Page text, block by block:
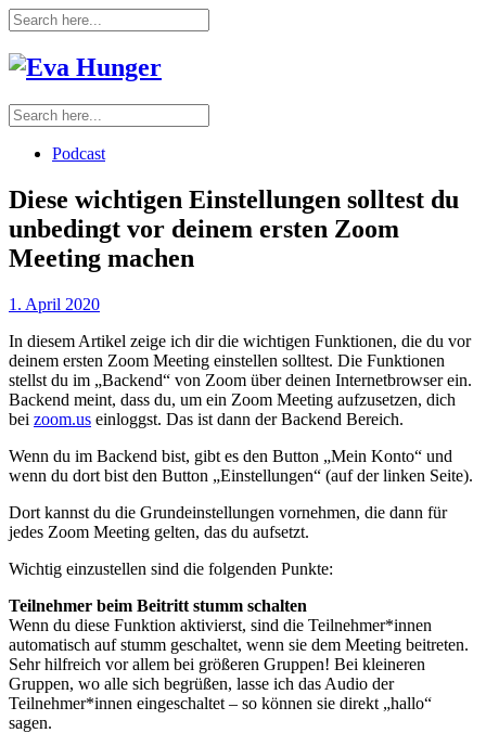
Podcast
Diese wichtigen Einstellungen solltest du
unbedingt vor deinem ersten Zoom
Meeting machen
1. April 2020
In diesem Artikel zeige ich dir die wichtigen Funktionen, die du vor
deinem ersten Zoom Meeting einstellen solltest. Die Funktionen
stellst du im „Backend“ von Zoom über deinen Internetbrowser ein.
Backend meint, dass du, um ein Zoom Meeting aufzusetzen, dich
bei zoom.us einloggst. Das ist dann der Backend Bereich.
Wenn du im Backend bist, gibt es den Button „Mein Konto“ und
wenn du dort bist den Button „Einstellungen“ (auf der linken Seite).
Dort kannst du die Grundeinstellungen vornehmen, die dann für
jedes Zoom Meeting gelten, das du aufsetzt.
Wichtig einzustellen sind die folgenden Punkte:
Teilnehmer beim Beitritt stumm schalten
Wenn du diese Funktion aktivierst, sind die Teilnehmer*innen
automatisch auf stumm geschaltet, wenn sie dem Meeting beitreten.
Sehr hilfreich vor allem bei größeren Gruppen! Bei kleineren
Gruppen, wo alle sich begrüßen, lasse ich das Audio der
Teilnehmer*innen eingeschaltet – so können sie direkt „hallo“
sagen.